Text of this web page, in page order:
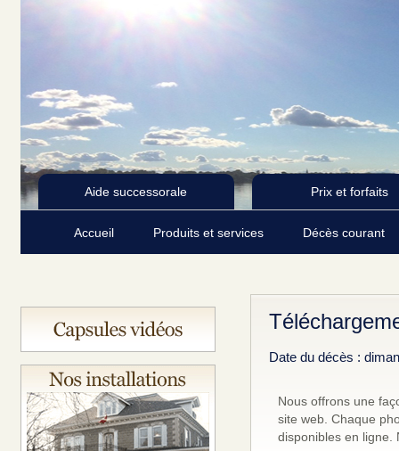
Aide successorale Prix et forfaits
Accueil Produits et services Décès courant
Date du décès :
Nous offrons une
site web. Chaque
disponibles en ligne.